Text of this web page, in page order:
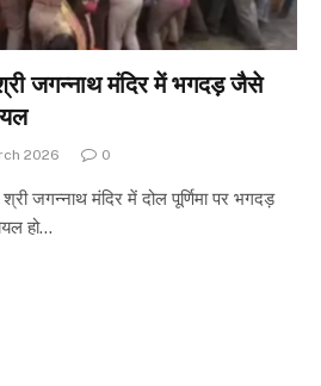
जगन्नाथ मंदिर में भगदड़ जैसे
2026 0
जगन्नाथ मंदिर में दोल पूर्णिमा पर भगदड़
हो…